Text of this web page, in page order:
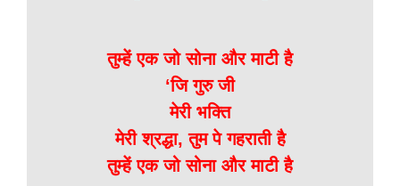
तुम्हें एक जो सोना और माटी है
‘जि गुरु जी
मेरी भक्ति
मेरी श्रद्धा, तुम पे गहराती है
तुम्हें एक जो सोना और माटी है